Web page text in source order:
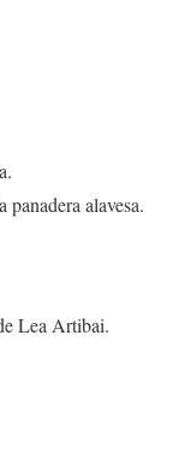
alavesa.
Lea Artibai.